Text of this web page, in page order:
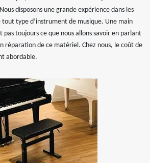
disposons une grande expérience dans les
type d’instrument de musique. Une main
pas toujours ce que nous allons savoir en parlant
réparation de ce matériel. Chez nous, le coût de
abordable.